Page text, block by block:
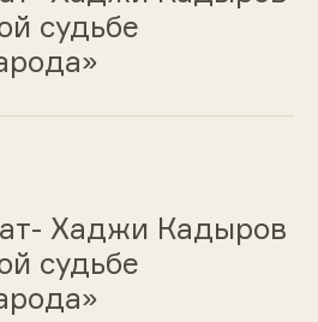
судьбе
Хаджи Кадыров
судьбе